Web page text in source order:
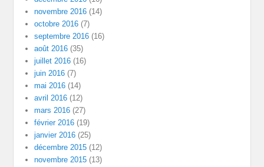
novembre 2016 (14)
octobre 2016 (7)
septembre 2016 (16)
août 2016 (35)
juillet 2016 (16)
juin 2016 (7)
mai 2016 (14)
avril 2016 (12)
mars 2016 (27)
février 2016 (19)
janvier 2016 (25)
décembre 2015 (12)
novembre 2015 (13)